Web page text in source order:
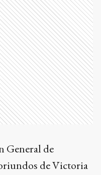
General de
de Victoria